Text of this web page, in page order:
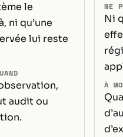
le
ni qu’une
lui reste
audit ou
NE
Ni
À